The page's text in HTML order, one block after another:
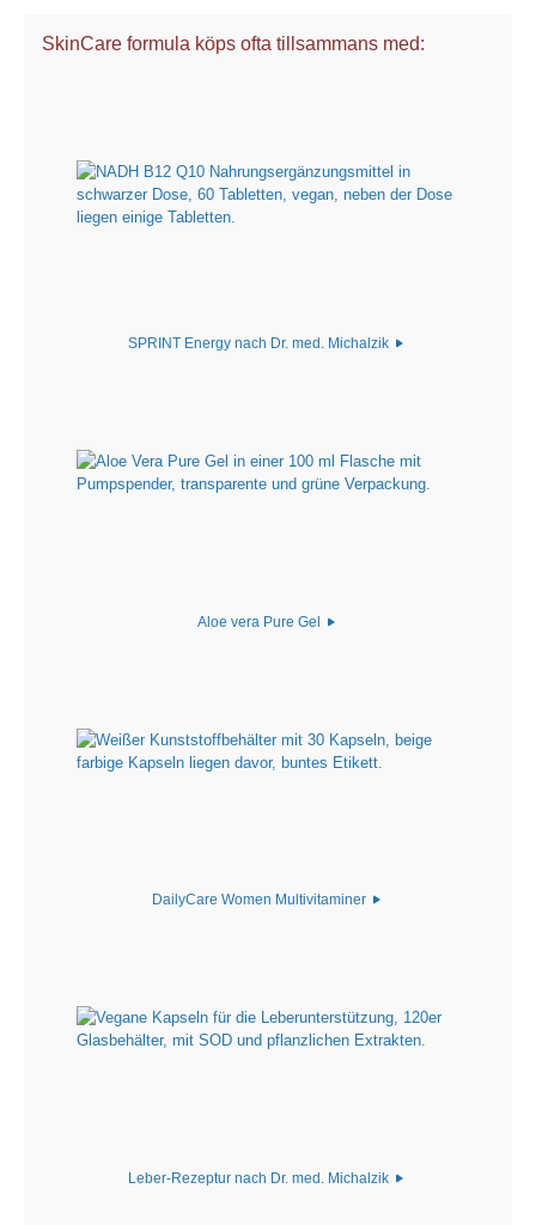
SkinCare formula köps ofta tillsammans med:
SPRINT Energy nach Dr. med. Michalzik
Aloe vera Pure Gel
DailyCare Women Multivitaminer
Leber-Rezeptur nach Dr. med. Michalzik